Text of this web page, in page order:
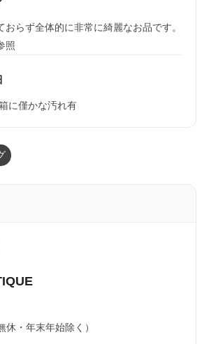
らず全体的に非常に綺麗なお品です。
照
に僅かな汚れ有
・年末年始除く）